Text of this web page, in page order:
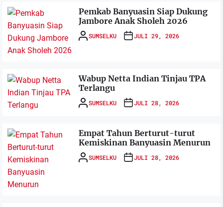
Pemkab Banyuasin Siap Dukung
Jambore Anak Sholeh 2026
SUMSELKU JULI 29, 2026
Wabup Netta Indian Tinjau TPA
Terlangu
SUMSELKU JULI 28, 2026
Empat Tahun Berturut-turut
Kemiskinan Banyuasin Menurun
SUMSELKU JULI 28, 2026